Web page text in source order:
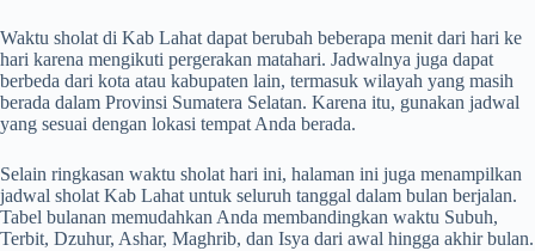
Waktu sholat di Kab Lahat dapat berubah beberapa menit dari hari ke
hari karena mengikuti pergerakan matahari. Jadwalnya juga dapat
berbeda dari kota atau kabupaten lain, termasuk wilayah yang masih
berada dalam Provinsi Sumatera Selatan. Karena itu, gunakan jadwal
yang sesuai dengan lokasi tempat Anda berada.
Selain ringkasan waktu sholat hari ini, halaman ini juga menampilkan
jadwal sholat Kab Lahat untuk seluruh tanggal dalam bulan berjalan.
Tabel bulanan memudahkan Anda membandingkan waktu Subuh,
Terbit, Dzuhur, Ashar, Maghrib, dan Isya dari awal hingga akhir bulan.